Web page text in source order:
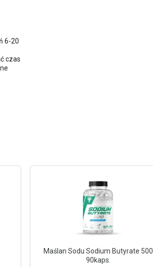
6-20
czas
Maślan Sodu Sodium Butyrate 500
90kaps.